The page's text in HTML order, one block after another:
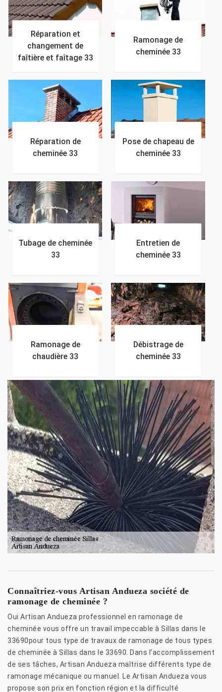
Réparation et
changement de
faîtière et faîtage 33
Ramonage de
cheminée 33
Réparation de
cheminée 33
Pose de chapeau de
cheminée 33
Tubage de cheminée
33
Entretien de
cheminée 33
Ramonage de
chaudière 33
Débistrage de
cheminée 33
Connaîtriez-vous Artisan Andueza société de
ramonage de cheminée ?
Oui Artisan Andueza professionnel en ramonage de
cheminée vous offre un travail impeccable à Sillas dans le
33690pour tous type de travaux de ramonage de tous types
de cheminée à Sillas dans le 33690. Dans l’accomplissement
de ses tâches, Artisan Andueza maîtrise différents type de
ramonage mécanique ou manuel. Le Artisan Andueza vous
propose son prix en fonction région et la difficulté